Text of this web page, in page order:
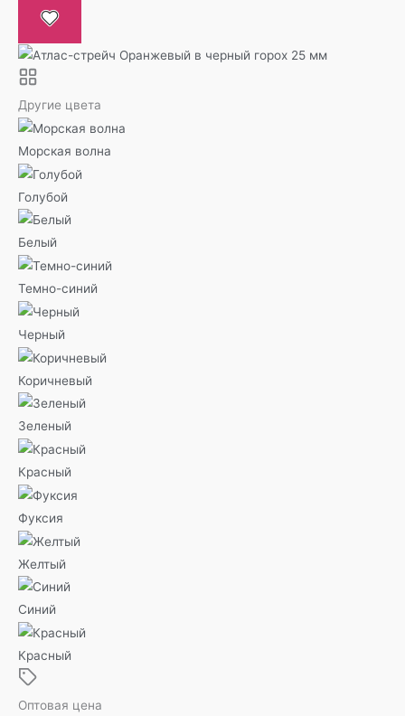
Другие цвета
Морская волна
Голубой
Белый
Темно-синий
Черный
Коричневый
Зеленый
Красный
Фуксия
Желтый
Синий
Красный
Оптовая цена